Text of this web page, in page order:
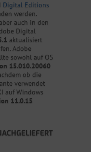
Digital Editions
werden.
auch in den
Digital
aktualisiert
Adobe
sowohl auf OS
15.010.20060
ob die
verwendet
auf Windows
11.0.15